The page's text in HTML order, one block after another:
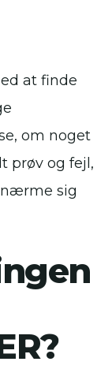
at finde
om noget
prøv og fejl,
sig